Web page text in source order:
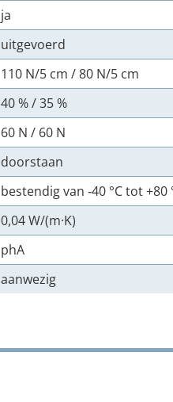
ja
uitgevoerd
110 N/5 cm / 80 N/5 cm
40 % / 35 %
60 N / 60 N
doorstaan
bestendig van ‑40 °C tot +80
0,04 W/(m·K)
phA
aanwezig